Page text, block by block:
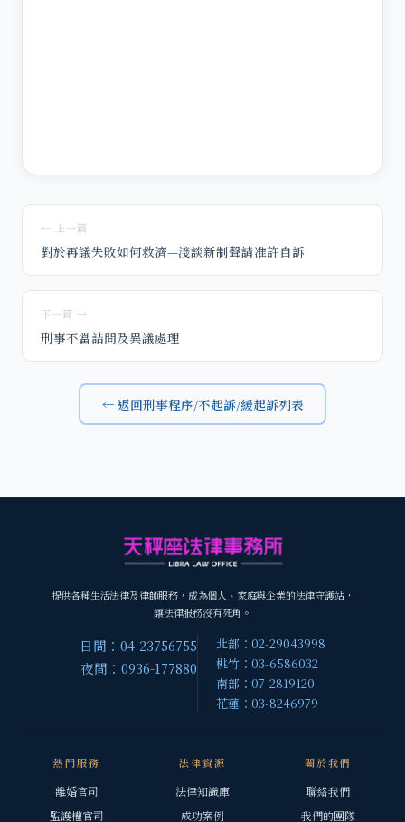
← 上一篇
對於再議失敗如何救濟—淺談新制聲請准許自訴
下一篇 →
刑事不當詰問及異議處理
← 返回刑事程序/不起訴/緩起訴列表
提供各種生活法律及律師服務，成為個人、家庭與企業的法律守護站，
讓法律服務沒有死角。
日間：04-23756755
夜間：0936-177880
北部：02-29043998
桃竹：03-6586032
南部：07-2819120
花蓮：03-8246979
熱門服務
離婚官司
監護權官司
法律資源
法律知識庫
成功案例
關於我們
聯絡我們
我們的團隊